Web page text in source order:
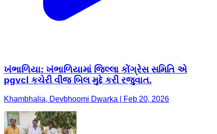
ખંભાળિયા: ખંભાળિયામાં જિલ્લા કોંગ્રેસ સમિતિ એ
pgvcl કચેરી વીજ બિલ મુદ્દે કરી રજુવાત.
Khambhalia, Devbhoomi Dwarka | Feb 20, 2026